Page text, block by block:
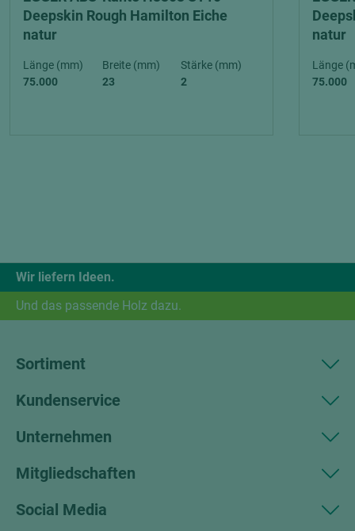
Deepskin Rough Hamilton Eiche
natur
Länge (mm)
75.000
Breite (mm)
23
Stärke (mm)
2
natur
Länge
75.000
Wir liefern Ideen.
Und das passende Holz dazu.
Sortiment
Kundenservice
Unternehmen
Mitgliedschaften
Social Media